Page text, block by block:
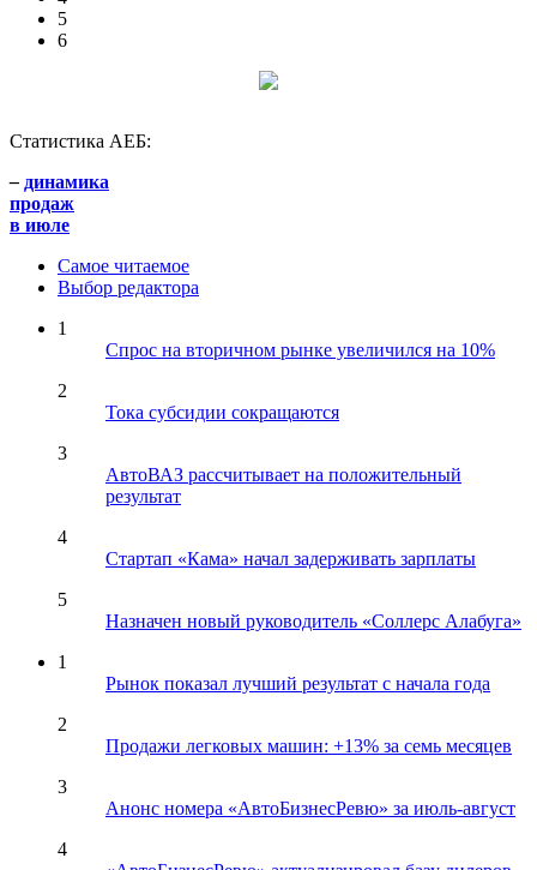
5
6
Статистика АЕБ:
– динамика
продаж
в июле
Самое читаемое
Выбор редактора
1
Спрос на вторичном рынке увеличился на 10%
2
Тока субсидии сокращаются
3
АвтоВАЗ рассчитывает на положительный
результат
4
Стартап «Кама» начал задерживать зарплаты
5
Назначен новый руководитель «Соллерс Алабуга»
1
Рынок показал лучший результат с начала года
2
Продажи легковых машин: +13% за семь месяцев
3
Анонс номера «АвтоБизнесРевю» за июль-август
4